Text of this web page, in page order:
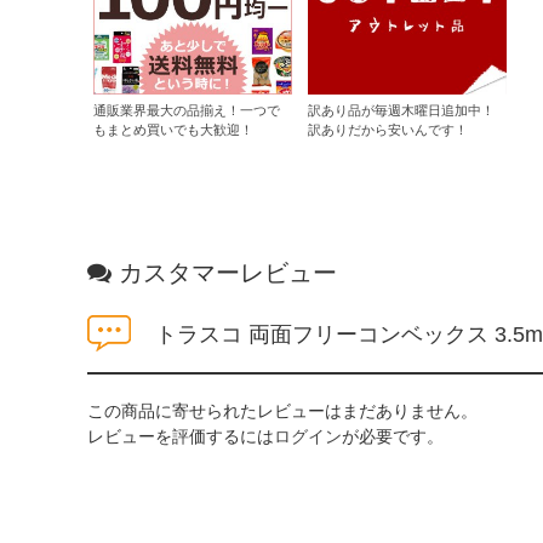
通販業界最大の品揃え！一つで
もまとめ買いでも大歓迎！
訳あり品が毎週木曜日追加中！
訳ありだから安いんです！
カスタマーレビュー
トラスコ 両面フリーコンベックス
この商品に寄せられたレビューはまだありません。
レビューを評価するにはログインが必要です。